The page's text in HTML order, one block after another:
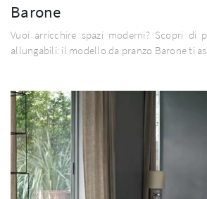
Barone
Vuoi arricchire spazi moderni? Scopri di
allungabili: il modello da pranzo Barone ti